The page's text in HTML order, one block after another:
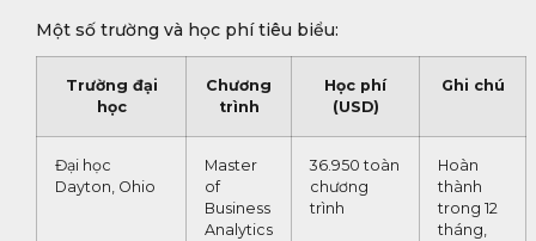
Một số trường và học phí tiêu biểu:
Trường đại
học
Chương
trình
Học phí
(USD)
Ghi chú
Đại học
Dayton, Ohio
Master
of
Business
Analytics
36.950 toàn
chương
trình
Hoàn
thành
trong 12
tháng,